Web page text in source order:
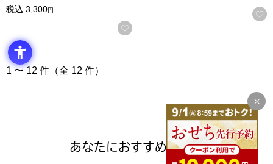
税込 3,300円
お気に入りに登録する
1 〜 12 件（全 12 件）
あなたにおすすめの商品